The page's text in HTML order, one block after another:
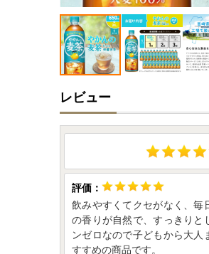
レビュー
飲みやすくてクセがなく、毎
の香りが自然で、すっきりと
ンゼロなので子どもから大
すすめの商品です。